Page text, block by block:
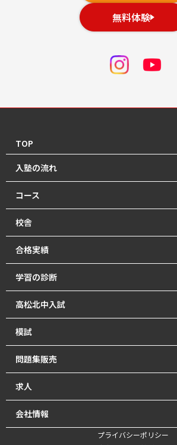
無料体験
TOP
入塾の流れ
コース
【2026年度前期】小学5・6年生(北中受験
【2026年度前期】小学5・6年生(一般進学
【2026年度前期】中学1･2年生
【2026年度前期】中学3年生
塾長直接指導の「塾長クラス」｜瓦町で中
指導
【2026年度前期】高校1～3年生・既卒生
英単語道場
オンライン講座【開校準備中】
校舎
香東校（円座町）
瓦町校
合格実績
2026年 高校入試 合格体験記
2025年 高校入試 合格体験記
2025年 北中入試 合格体験記
2024年 高校入試 合格体験記
2024年 北中入試 合格体験記
学習の診断
高松北中入試
模試
かとうもし
問題集販売
求人
会社情報
プライバシーポリシー